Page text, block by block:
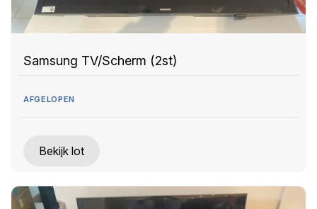
Samsung TV/Scherm (2st)
AFGELOPEN
Bekijk lot